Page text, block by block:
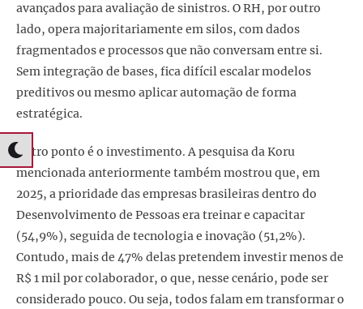
avançados para avaliação de sinistros. O RH, por outro
lado, opera majoritariamente em silos, com dados
fragmentados e processos que não conversam entre si.
Sem integração de bases, fica difícil escalar modelos
preditivos ou mesmo aplicar automação de forma
estratégica.
Outro ponto é o investimento. A pesquisa da Koru
mencionada anteriormente também mostrou que, em
2025, a prioridade das empresas brasileiras dentro do
Desenvolvimento de Pessoas era treinar e capacitar
(54,9%), seguida de tecnologia e inovação (51,2%).
Contudo, mais de 47% delas pretendem investir menos de
R$ 1 mil por colaborador, o que, nesse cenário, pode ser
considerado pouco. Ou seja, todos falam em transformar o